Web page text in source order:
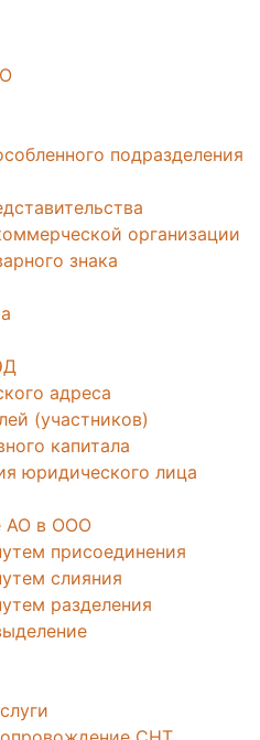
подразделения
организации
знака
адреса
(участников)
капитала
юридического лица
АО в ООО
присоединения
слияния
разделения